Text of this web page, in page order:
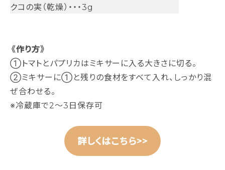
クコの実（乾燥）・・・3g
《作り方》
①トマトとパプリカはミキサーに入る大きさに切る。
②ミキサーに①と残りの食材をすべて入れ、しっかり混
ぜ合わせる。
※冷蔵庫で2～3日保存可
詳しくはこちら>>